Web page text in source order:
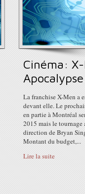
Cinéma:
La franchise X-Men a
devant elle. Le
en partie à Montréal
2015 mais le tournage
direction de Bryan
Montant du budget,...
Lire la suite